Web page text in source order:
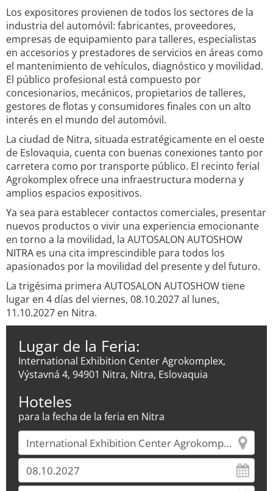
Los expositores provienen de todos los sectores de la
industria del automóvil: fabricantes, proveedores,
empresas de equipamiento para talleres, especialistas
en accesorios y prestadores de servicios en áreas como
el mantenimiento de vehículos, diagnóstico y movilidad.
El público profesional está compuesto por
concesionarios, mecánicos, propietarios de talleres,
gestores de flotas y consumidores finales con un alto
interés en el mundo del automóvil.
La ciudad de Nitra, situada estratégicamente en el oeste
de Eslovaquia, cuenta con buenas conexiones tanto por
carretera como por transporte público. El recinto ferial
Agrokomplex ofrece una infraestructura moderna y
amplios espacios expositivos.
Ya sea para establecer contactos comerciales, presentar
nuevos productos o vivir una experiencia emocionante
en torno a la movilidad, la AUTOSALON AUTOSHOW
NITRA es una cita imprescindible para todos los
apasionados por la movilidad del presente y del futuro.
La trigésima primera AUTOSALON AUTOSHOW tiene
lugar en 4 días del viernes, 08.10.2027 al lunes,
11.10.2027 en Nitra.
Lugar de la Feria:
International Exhibition Center Agrokomplex,
Výstavná 4, 94901 Nitra, Nitra, Eslovaquia
Hoteles
para la fecha de la feria en Nitra